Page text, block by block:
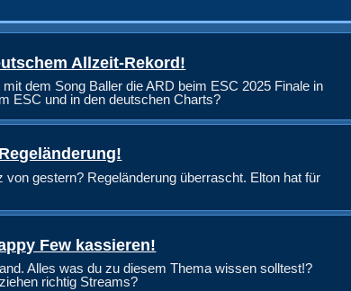
Allzeit-Rekord!
dem Song Baller die ARD beim ESC 2025 Finale in
ESC und in den deutschen Charts?
gestern? Regeländerung überrascht. Elton hat für
Few kassieren!
Alles was du zu diesem Thema wissen solltest!?
richtig Streams?